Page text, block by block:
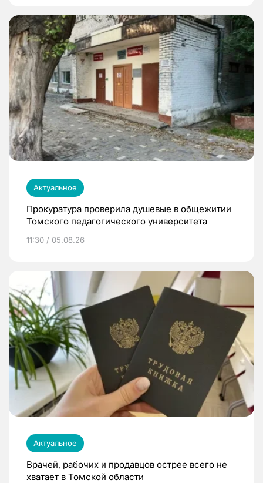
Актуальное
Прокуратура проверила душевые в общежитии
Томского педагогического университета
11:30 / 05.08.26
Актуальное
Врачей, рабочих и продавцов острее всего не
хватает в Томской области